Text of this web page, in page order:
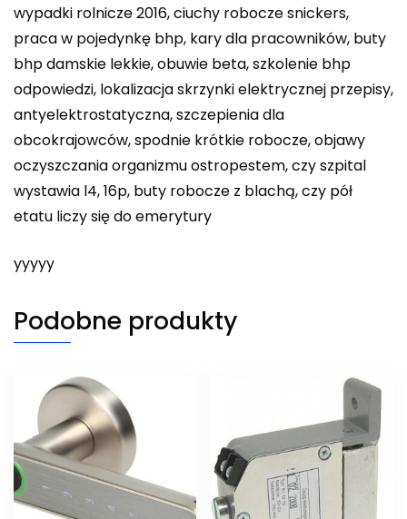
wypadki rolnicze 2016, ciuchy robocze snickers,
praca w pojedynkę bhp, kary dla pracowników, buty
bhp damskie lekkie, obuwie beta, szkolenie bhp
odpowiedzi, lokalizacja skrzynki elektrycznej przepisy,
antyelektrostatyczna, szczepienia dla
obcokrajowców, spodnie krótkie robocze, objawy
oczyszczania organizmu ostropestem, czy szpital
wystawia l4, 16p, buty robocze z blachą, czy pół
etatu liczy się do emerytury
yyyyy
Podobne produkty